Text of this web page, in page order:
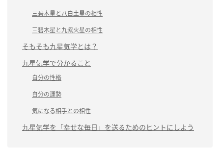
三碧木星と八白土星の相性
三碧木星と九紫火星の相性
そもそも九星気学とは？
九星気学で分かること
自分の性格
自分の運勢
気になる相手との相性
九星気学を「幸せな毎日」を送るためのヒントにしよう